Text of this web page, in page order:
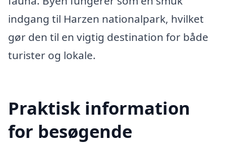
indgang til Harzen nationalpark, hvilket
gør den til en vigtig destination for både
turister og lokale.
Praktisk information
for besøgende